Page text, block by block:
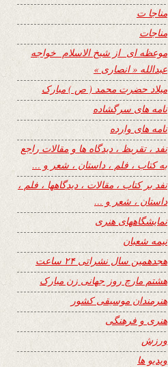
مناجا ت
مناجات
موعظه ای از شیخ الاسلام خواجه
عبدالله « انصاری »
میلاد حضرت محمد ( ص ) مبارک
نامه های سرگشاده
نامه های وارده
نفد ، تقریظ ، دیدگاه ها و مقالات راجع
به کتاب ، فلم ، داستان ، شعر و …
نفد بر کتاب ، مقالات ، دیدگاهها ، فلم ،
داستان ، شعر و …
نمایشگاههای هنری
نیمه شعبان
هجدهمین سال نشراتی ۲۴ ساعت
هشتم مارچ روز جهانی زن مبارک
هنرمندان موسیقی کشور
هنری و فرهنگی
ورزش
ویدیو ها